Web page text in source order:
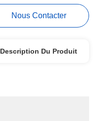
Nous Contacter
Description Du Produit